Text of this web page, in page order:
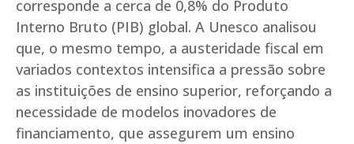
corresponde a cerca de 0,8% do Produto
Interno Bruto (PIB) global. A Unesco analisou
que, o mesmo tempo, a austeridade fiscal em
variados contextos intensifica a pressão sobre
as instituições de ensino superior, reforçando a
necessidade de modelos inovadores de
financiamento, que assegurem um ensino